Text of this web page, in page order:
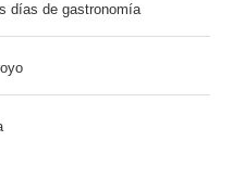
días de gastronomía